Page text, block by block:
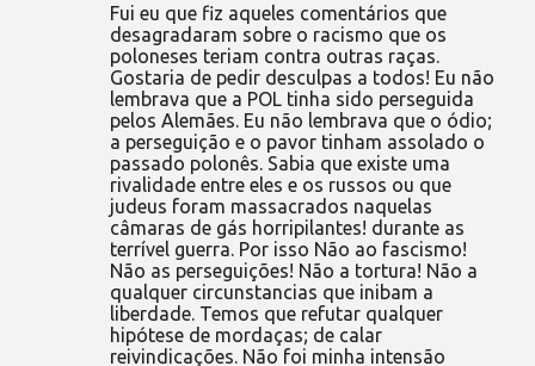
Fui eu que fiz aqueles comentários que
desagradaram sobre o racismo que os
poloneses teriam contra outras raças.
Gostaria de pedir desculpas a todos! Eu não
lembrava que a POL tinha sido perseguida
pelos Alemães. Eu não lembrava que o ódio;
a perseguição e o pavor tinham assolado o
passado polonês. Sabia que existe uma
rivalidade entre eles e os russos ou que
judeus foram massacrados naquelas
câmaras de gás horripilantes! durante as
terrível guerra. Por isso Não ao fascismo!
Não as perseguições! Não a tortura! Não a
qualquer circunstancias que inibam a
liberdade. Temos que refutar qualquer
hipótese de mordaças; de calar
reivindicações. Não foi minha intensão